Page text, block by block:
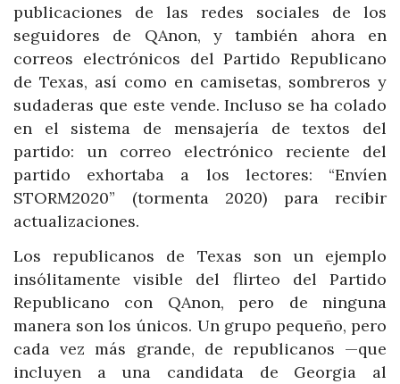
publicaciones de las redes sociales de los
seguidores de QAnon, y también ahora en
correos electrónicos del Partido Republicano
de Texas, así como en camisetas, sombreros y
sudaderas que este vende. Incluso se ha colado
en el sistema de mensajería de textos del
partido: un correo electrónico reciente del
partido exhortaba a los lectores: “Envíen
STORM2020” (tormenta 2020) para recibir
actualizaciones.
Los republicanos de Texas son un ejemplo
insólitamente visible del flirteo del Partido
Republicano con QAnon, pero de ninguna
manera son los únicos. Un grupo pequeño, pero
cada vez más grande, de republicanos —que
incluyen a una candidata de Georgia al